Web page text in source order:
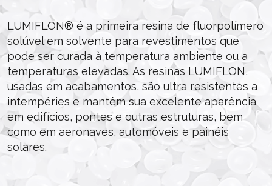
LUMIFLON® é a primeira resina de fluorpolímero
solúvel em solvente para revestimentos que
pode ser curada à temperatura ambiente ou a
temperaturas elevadas. As resinas LUMIFLON,
usadas em acabamentos, são ultra resistentes a
intempéries e mantêm sua excelente aparência
em edifícios, pontes e outras estruturas, bem
como em aeronaves, automóveis e painéis
solares.